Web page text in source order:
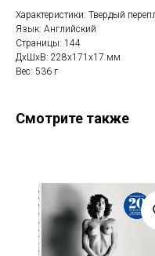
Характеристики: Твердый
Язык: Английский
Страницы: 144
ДxШxВ: 228x171x17 мм
Вес: 536 г
Смотрите также